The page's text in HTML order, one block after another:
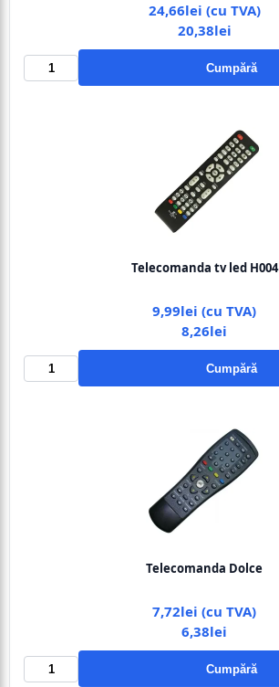
24,66lei (cu TVA)
20,38lei
Cumpără
Telecomanda tv led H004
9,99lei (cu TVA)
8,26lei
Cumpără
Telecomanda Dolce
7,72lei (cu TVA)
6,38lei
Cumpără